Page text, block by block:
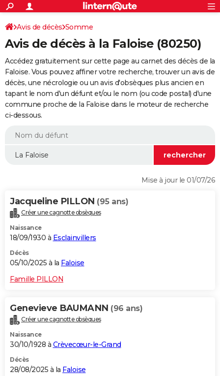
ACTUALITÉS
Politique
Société
Faits Divers
Education
Monde
Villes
+
SPORT
Coupe du monde 2026
Football
Tennis
Cyclisme
Rugby
Forum
Programme TV
TNT
Streaming
Cinéma
Sorties cinéma
Musique
+
FINANCE
Retraite
Epargne
Immobilier
Risques naturels par ville
Assurance
AUTO
Essais
Réserver un essai
Citadines
Berlines
SUV
Forum auto
+HIGH-TECH
BRICOLAGE
WEEK-END
Alimentation
Guide de la santé
Maladies
Médicaments
Sommeil
VOYAGE
Destinations
City break
Voyage nature
Voyage de noces
Forum
Climat
+PHOTO
GUIDES D'ACHAT
Carte de Noël
Carte Bonne année
Carte Saint-Valentin
Carte Pâques
Carte d'anniversaire
DICTIONNAIRE
Dictionnaire
Biographies
Citations
Expressions
Proverbes
PROGRAMME TV
S'inscrire
Se connecter
Lycées
Collèges
Primaires
Universités
Entreprises
Service militaire
Avis de recherche
AVIS DE DÉCÈS
Avis de décès Somme
Avis de décès à la Faloise (80250)
Accédez gratuitement sur cette page au carnet des décès de la
Faloise. Vous pouvez affiner votre recherche, trouver un avis de
décès, une nécrologie ou un avis d'obsèques plus ancien en
tapant le nom d'un défunt et/ou le nom (ou code postal) d'une
commune proche de la Faloise dans le moteur de recherche
ci-dessous.
Mise à jour le 01/07/26
Jacqueline PILLON (95 ans)
Créer une cagnotte obsèques
Naissance
18/09/1930 à Esclainvillers
Décès
05/10/2025 à la Faloise
Famille PILLON
Genevieve BAUMANN (96 ans)
Créer une cagnotte obsèques
Naissance
30/10/1928 à Crèvecœur-le-Grand
Décès
28/08/2025 à la Faloise